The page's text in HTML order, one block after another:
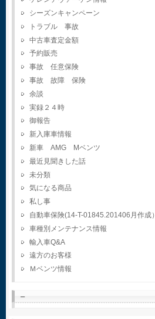
シーズンキャンペーン
トラブル 事故
中古車査定金額
予約販売
事故 任意保険
事故 故障 保険
余談
実録２４時
御報告
新入庫車情報
新車 AMG Mベンツ
最近見聞きした話
未分類
気になる商品
私し事
自動車保険(14-T-01845.201406月作成）
車種別メンテナンス情報
輸入車Q&A
遠方のお客様
Ｍベンツ情報
–